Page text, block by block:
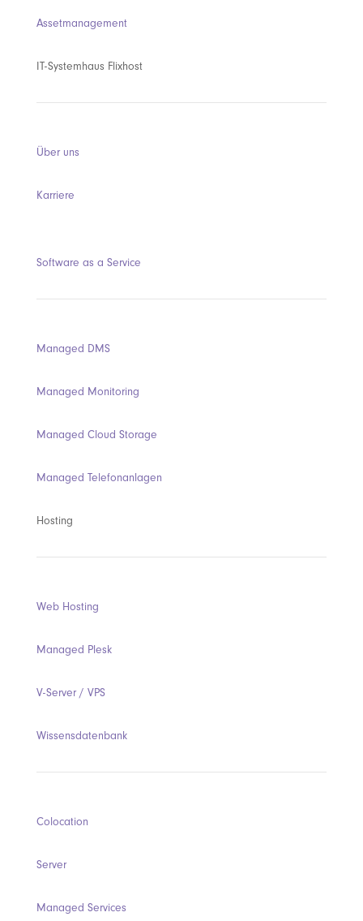
Assetmanagement
IT-Systemhaus Flixhost
Über uns
Karriere
Software as a Service
Managed DMS
Managed Monitoring
Managed Cloud Storage
Managed Telefonanlagen
Hosting
Web Hosting
Managed Plesk
V-Server / VPS
Wissensdatenbank
Colocation
Server
Managed Services